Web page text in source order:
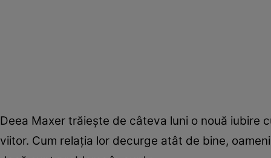
Deea Maxer trăiește de câteva luni o nouă iubire
viitor. Cum relația lor decurge atât de bine,